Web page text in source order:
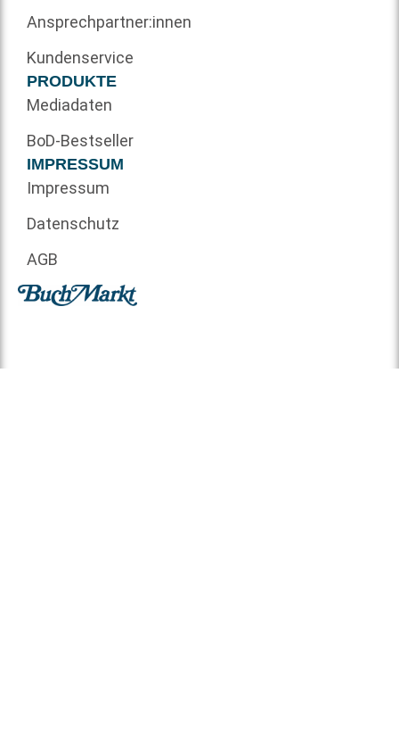
Ansprechpartner:innen
Kundenservice
PRODUKTE
Mediadaten
BoD-Bestseller
IMPRESSUM
Impressum
Datenschutz
AGB